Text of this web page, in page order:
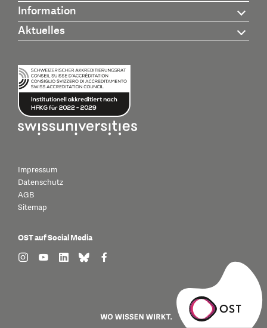
Information
Aktuelles
Impressum
Datenschutz
AGB
Sitemap
OST auf Social Media
find us on: instagram
find us on: youtube
find us on: linkedin
find us on: bluesky
find us on: facebook